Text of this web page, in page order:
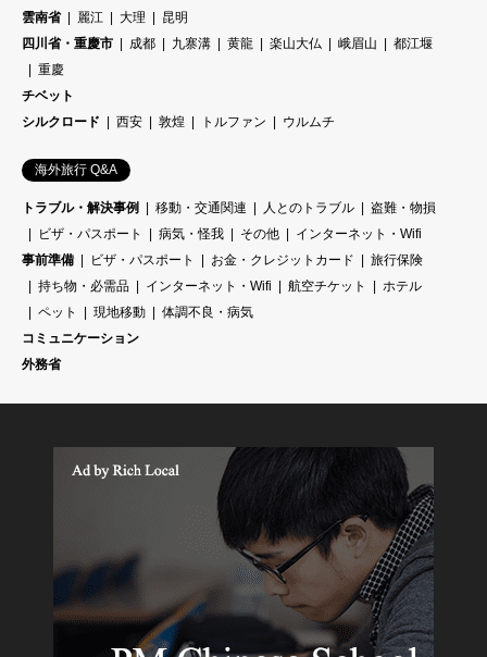
雲南省
麗江 大理
昆明
四川省・重慶市
成都 九寨溝 黄龍 楽山大仏 峨眉山
都江堰
重慶
チベット
シルクロード
西安 敦煌 トルファン ウルムチ
海外旅行 Q&A
トラブル・解決事例 移動・交通関連 人とのトラブル
盗難・物損
ビザ・パスポート
病気・怪我 その他
インターネット・Wifi
事前準備
ビザ・パスポート お金・クレジットカード
旅行保険
持ち物・必需品
インターネット・Wifi 航空チケット
ホテル
ペット
現地移動
体調不良・病気
コミュニケーション
外務省